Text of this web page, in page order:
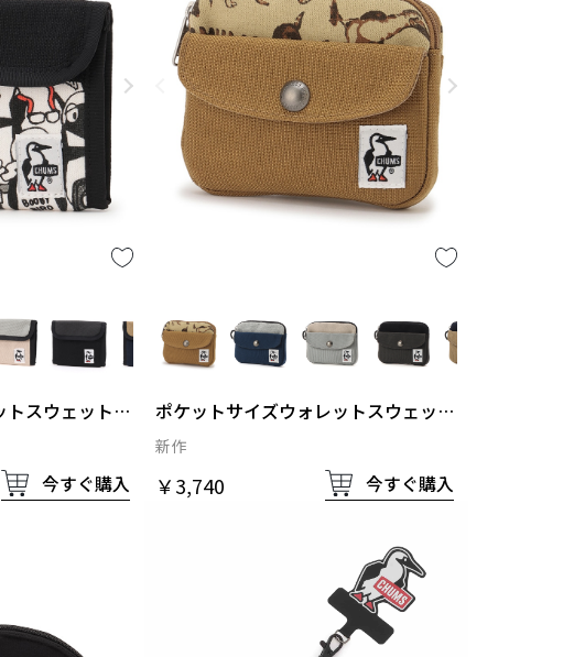
トスウェットナ
今すぐ購入
ポケットサイズウォレットスウェット
ナイロン
新作
￥3,740 今すぐ購入